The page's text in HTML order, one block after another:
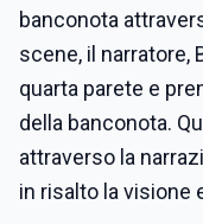
banconota
scene, il narratore,
quarta parete e
della banconota.
attraverso la
in risalto la visione